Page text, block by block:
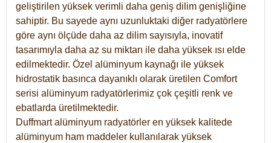
geliştirilen yüksek verimli daha geniş dilim genişliğine
sahiptir. Bu sayede aynı uzunluktaki diğer radyatörlere
göre aynı ölçüde daha az dilim sayısıyla, inovatif
tasarımıyla daha az su miktarı ile daha yüksek ısı elde
edilmektedir. Özel alüminyum kaynağı ile yüksek
hidrostatik basınca dayanıklı olarak üretilen Comfort
serisi alüminyum radyatörlerimiz çok çeşitli renk ve
ebatlarda üretilmektedir.
Duffmart alüminyum radyatörler en yüksek kalitede
alüminyum ham maddeler kullanılarak yüksek